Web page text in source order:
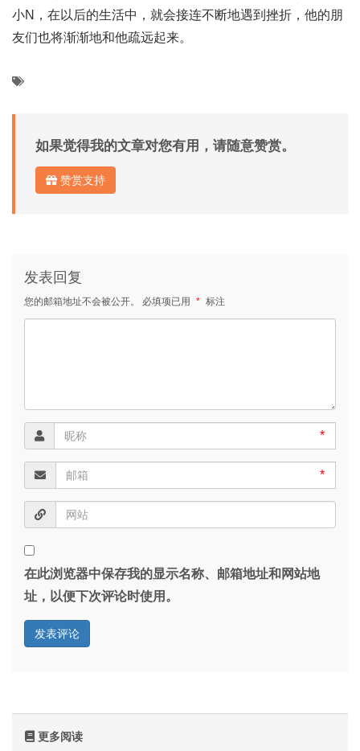
小N，在以后的生活中，就会接连不断地遇到挫折，他的朋
友们也将渐渐地和他疏远起来。
如果觉得我的文章对您有用，请随意赞赏。
赞赏支持
发表回复
您的邮箱地址不会被公开。 必填项已用 * 标注
*
*
在此浏览器中保存我的显示名称、邮箱地址和网站地
址，以便下次评论时使用。
更多阅读